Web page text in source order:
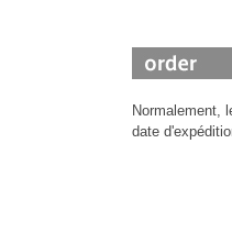
Normalement,
date